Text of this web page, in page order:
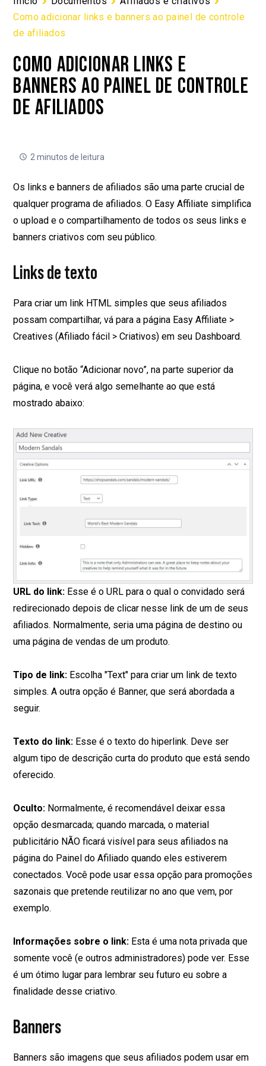
Como adicionar links e banners ao painel de controle
de afiliados
COMO ADICIONAR LINKS E
BANNERS AO PAINEL DE CONTROLE
DE AFILIADOS
2 minutos de leitura
Os links e banners de afiliados são uma parte crucial de
qualquer programa de afiliados. O Easy Affiliate simplifica
o upload e o compartilhamento de todos os seus links e
banners criativos com seu público.
Links de texto
Para criar um link HTML simples que seus afiliados
possam compartilhar, vá para a página Easy Affiliate >
Creatives (Afiliado fácil > Criativos) em seu Dashboard.
Clique no botão “Adicionar novo”, na parte superior da
página, e você verá algo semelhante ao que está
mostrado abaixo:
URL do link: Esse é o URL para o qual o convidado será
redirecionado depois de clicar nesse link de um de seus
afiliados. Normalmente, seria uma página de destino ou
uma página de vendas de um produto.
Tipo de link: Escolha "Text" para criar um link de texto
simples. A outra opção é Banner, que será abordada a
seguir.
Texto do link: Esse é o texto do hiperlink. Deve ser
algum tipo de descrição curta do produto que está sendo
oferecido.
Oculto: Normalmente, é recomendável deixar essa
opção desmarcada; quando marcada, o material
publicitário NÃO ficará visível para seus afiliados na
página do Painel do Afiliado quando eles estiverem
conectados. Você pode usar essa opção para promoções
sazonais que pretende reutilizar no ano que vem, por
exemplo.
Informações sobre o link: Esta é uma nota privada que
somente você (e outros administradores) pode ver. Esse
é um ótimo lugar para lembrar seu futuro eu sobre a
finalidade desse criativo.
Banners
Banners são imagens que seus afiliados podem usar em